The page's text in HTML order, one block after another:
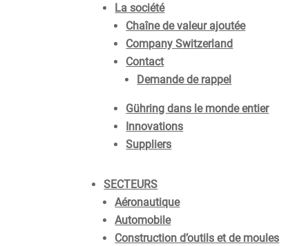
La société
Chaîne de valeur ajoutée
Company Switzerland
Contact
Demande de rappel
Gühring dans le monde entier
Innovations
Suppliers
SECTEURS
Aéronautique
Automobile
Construction d’outils et de moules